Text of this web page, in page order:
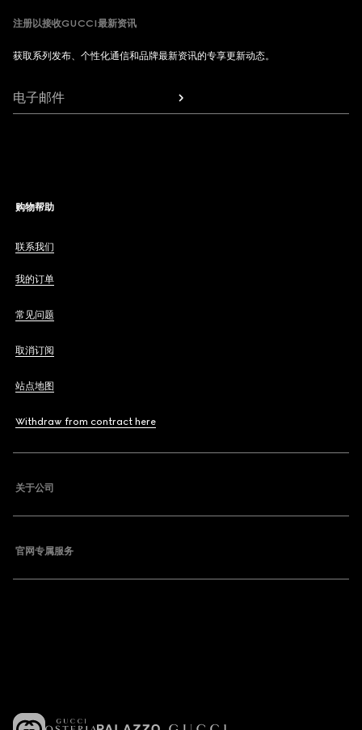
注册以接收GUCCI最新资讯
获取系列发布、个性化通信和品牌最新资讯的专享更新动态。
电子邮件
购物帮助
联系我们
我的订单
常见问题
取消订阅
站点地图
Withdraw from contract here
关于公司
官网专属服务